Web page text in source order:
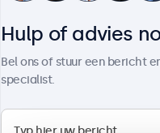
Hulp of advies
Bel ons of stuur een bericht
specialist.